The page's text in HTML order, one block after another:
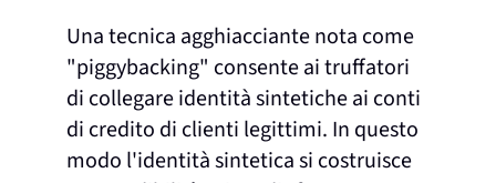
Una tecnica agghiacciante nota come
"piggybacking" consente ai truffatori
di collegare identità sintetiche ai conti
di credito di clienti legittimi. In questo
modo l'identità sintetica si costruisce